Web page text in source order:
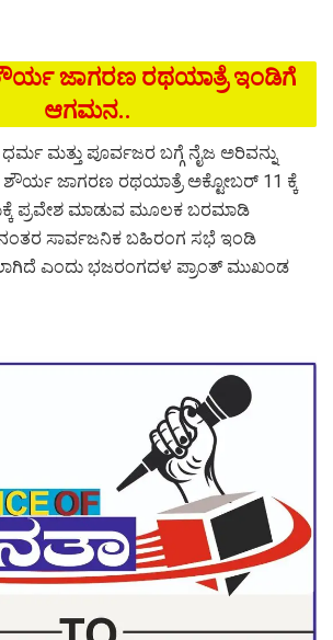
ಜಾಗರಣ ರಥಯಾತ್ರೆ ಇಂಡಿಗೆ
ಆಗಮನ..
ಮತ್ತು ಪೂರ್ವಜರ ಬಗ್ಗೆ ನೈಜ ಅರಿವನ್ನು
ಜಾಗರಣ ರಥಯಾತ್ರೆ ಅಕ್ಟೋಬರ್ 11 ಕ್ಕೆ‌
ಪ್ರವೇಶ ಮಾಡುವ ಮೂಲಕ ಬರಮಾಡಿ
ಸಾರ್ವಜನಿಕ ಬಹಿರಂಗ ಸಭೆ ಇಂಡಿ
ಎಂದು ಭಜರಂಗದಳ ಪ್ರಾಂತ್ ಮುಖಂಡ